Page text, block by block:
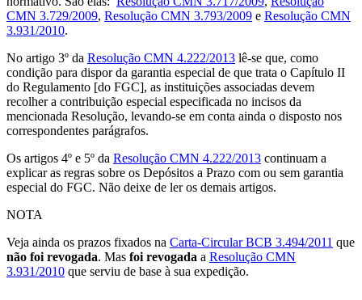
CMN 3.729/2009, Resolução CMN 3.793/2009 e Resolução CMN
3.931/2010.
No artigo 3º da Resolução CMN 4.222/2013 lê-se que, como
condição para dispor da garantia especial de que trata o Capítulo II
do Regulamento [do FGC], as instituições associadas devem
recolher a contribuição especial especificada no incisos da
mencionada Resolução, levando-se em conta ainda o disposto nos
correspondentes parágrafos.
Os artigos 4º e 5º da Resolução CMN 4.222/2013 continuam a
explicar as regras sobre os Depósitos a Prazo com ou sem garantia
especial do FGC. Não deixe de ler os demais artigos.
NOTA
Veja ainda os prazos fixados na Carta-Circular BCB 3.494/2011 que
não foi revogada. Mas foi revogada a Resolução CMN
3.931/2010 que serviu de base à sua expedição.